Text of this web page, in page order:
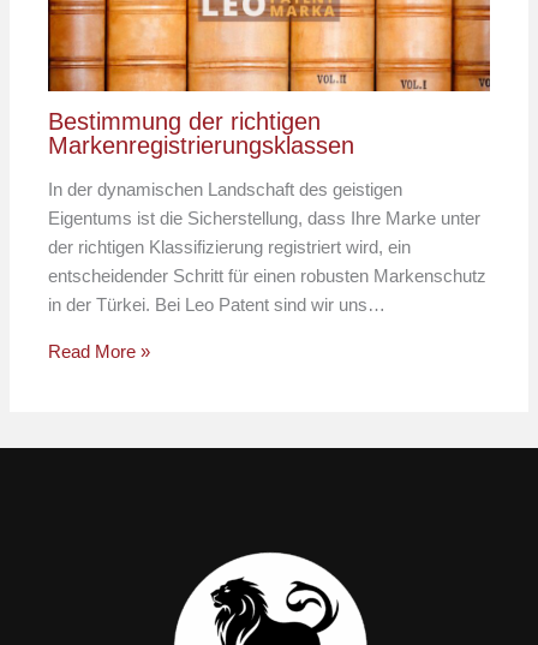
Bestimmung der richtigen
Markenregistrierungsklassen
In der dynamischen Landschaft des geistigen
Eigentums ist die Sicherstellung, dass Ihre Marke unter
der richtigen Klassifizierung registriert wird, ein
entscheidender Schritt für einen robusten Markenschutz
in der Türkei. Bei Leo Patent sind wir uns…
Read More »